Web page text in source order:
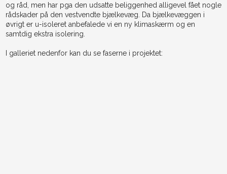
og råd, men har pga den udsatte beliggenhed alligevel fået nogle
rådskader på den vestvendte bjælkevæg. Da bjælkevæggen i
øvrigt er u-isoleret anbefalede vi en ny klimaskærm og en
samtdig ekstra isolering.
I galleriet nedenfor kan du se faserne i projektet:​